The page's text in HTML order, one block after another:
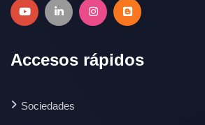
Accesos rápidos
Sociedades